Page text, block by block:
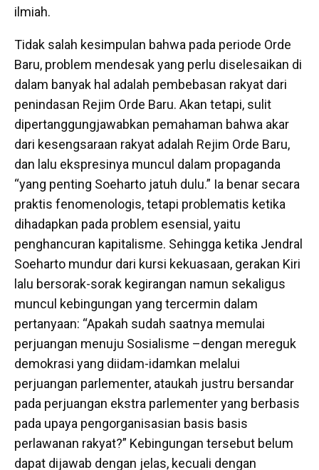
ilmiah.
Tidak salah kesimpulan bahwa pada periode Orde
Baru, problem mendesak yang perlu diselesaikan di
dalam banyak hal adalah pembebasan rakyat dari
penindasan Rejim Orde Baru. Akan tetapi, sulit
dipertanggungjawabkan pemahaman bahwa akar
dari kesengsaraan rakyat adalah Rejim Orde Baru,
dan lalu ekspresinya muncul dalam propaganda
“yang penting Soeharto jatuh dulu.” Ia benar secara
praktis fenomenologis, tetapi problematis ketika
dihadapkan pada problem esensial, yaitu
penghancuran kapitalisme. Sehingga ketika Jendral
Soeharto mundur dari kursi kekuasaan, gerakan Kiri
lalu bersorak-sorak kegirangan namun sekaligus
muncul kebingungan yang tercermin dalam
pertanyaan: “Apakah sudah saatnya memulai
perjuangan menuju Sosialisme –dengan mereguk
demokrasi yang diidam-idamkan melalui
perjuangan parlementer, ataukah justru bersandar
pada perjuangan ekstra parlementer yang berbasis
pada upaya pengorganisasian basis basis
perlawanan rakyat?” Kebingungan tersebut belum
dapat dijawab dengan jelas, kecuali dengan